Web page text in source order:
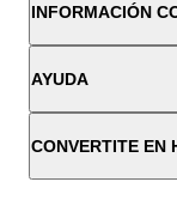
INFORMACIÓN
AYUDA
CONVERTITE EN